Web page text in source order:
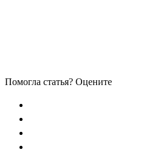
Помогла статья? Оцените